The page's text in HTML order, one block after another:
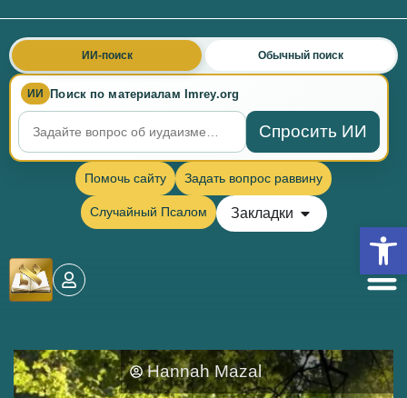
ИИ Поиск по материалам Imrey.org
Спросить ИИ
ИИ-поиск Обычный поиск
Помочь сайту Задать вопрос раввину
Случайный Псалом Закладки
Hannah Mazal